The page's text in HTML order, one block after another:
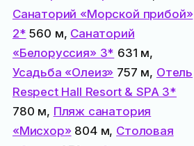
Санаторий «Морской прибой»
2* 560 м, Санаторий
«Белоруссия» 3* 631 м,
Усадьба «Олеиз» 757 м, Отель
Respect Hall Resort & SPA 3*
780 м, Пляж санатория
«Мисхор»804 м, Столовая